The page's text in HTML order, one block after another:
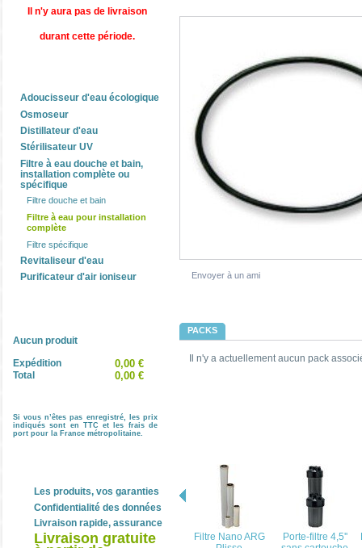
Il n'y aura pas de livraison
durant cette période.
Adoucisseur d'eau écologique
Osmoseur
Distillateur d'eau
Stérilisateur UV
Filtre à eau douche et bain,
installation complète ou
spécifique
Filtre douche et bain
Filtre à eau pour installation
complète
Filtre spécifique
Revitaliseur d'eau
Purificateur d'air ioniseur
Aucun produit
Expédition
0,00 €
Total 0,00 €
Si vous n’êtes pas enregistré, les prix
indiqués sont en TTC et les frais de
port pour la France métropolitaine.
Les produits, vos garanties
Confidentialité des données
Livraison rapide, assurance
Livraison gratuite
Envoyer à un ami
PACKS
Il n'y a actuellement aucun pack
Filtre Nano ARG
Porte-filtre 4,5''